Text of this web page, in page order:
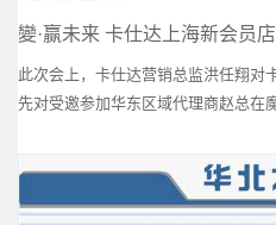
變·赢未来 卡仕达上海新会员
此次会上，卡仕达营销总监洪任翔对
先对受邀参加华东区域代理商赵总在